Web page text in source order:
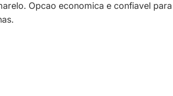
Opcao economica e confiavel para